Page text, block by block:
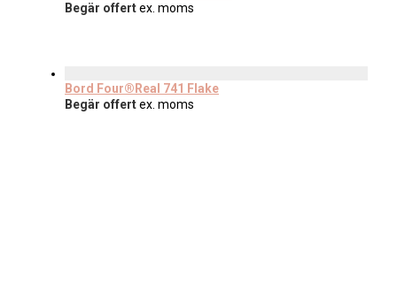
Begär offertex. moms
Bord Four®Real 741 Flake
Begär offertex. moms